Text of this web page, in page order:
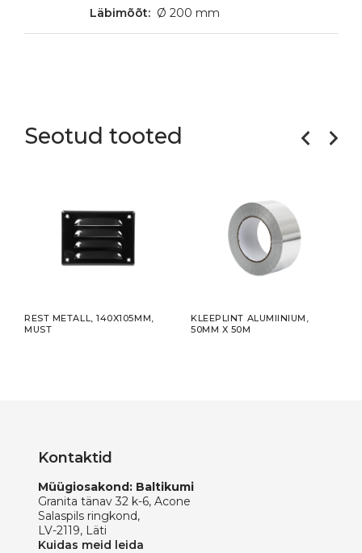
Ø 200 mm
Seotud tooted
REST METALL, 140X105MM,
MUST
KLEEPLINT ALUMIINIUM,
50MM X 50M
Kontaktid
Müügiosakond: Baltikumi
Granita tänav 32 k-6, Acone
Salaspils ringkond,
LV-2119, Läti
Kuidas meid leida